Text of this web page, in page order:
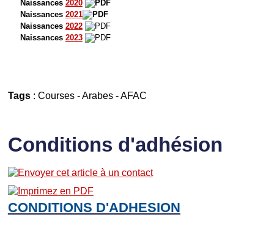
Naissances 2020
Naissances 2021
Naissances 2022
Naissances 2023
Tags: Courses-Arabes-AFAC
Conditions d'adhésion
CONDITIONS D'ADHESION